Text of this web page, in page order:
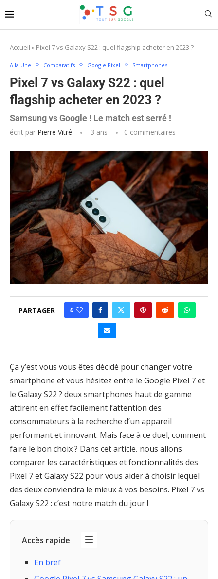
Accueil » Pixel 7 vs Galaxy S22 : quel flagship acheter en 2023 ?
A la Une Comparatifs Google Pixel Smartphones
Pixel 7 vs Galaxy S22 : quel
flagship acheter en 2023 ?
Samsung vs Google ! Le match est serré !
écrit par Pierre Vitré 3 ans 0 commentaires
PARTAGER 0
Ça y’est vous vous êtes décidé pour changer votre
smartphone et vous hésitez entre le Google Pixel 7 et
le Galaxy S22 ? deux smartphones haut de gamme
attirent en effet facilement l’attention des
consommateurs à la recherche d’un appareil
performant et innovant. Mais face à ce duel, comment
faire le bon choix ? Dans cet article, nous allons
comparer les caractéristiques et fonctionnalités des
Pixel 7 et Galaxy S22 pour vous aider à choisir lequel
des deux conviendra le mieux à vos besoins. Pixel 7 vs
Galaxy S22 : c’est notre match du jour !
Accès rapide :
En bref